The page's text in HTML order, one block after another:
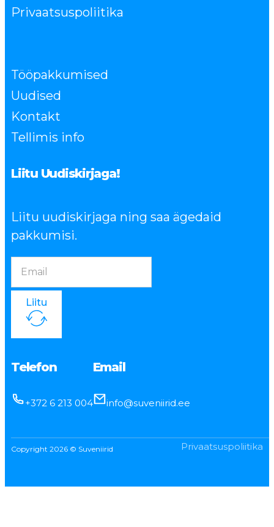
Privaatsuspoliitika
Tööpakkumised
Uudised
Kontakt
Tellimis info
Liitu Uudiskirjaga!
Liitu uudiskirjaga ning saa ägedaid
pakkumisi.
Liitu
Telefon
+372 6 213 004
Email
info@suveniirid.ee
Copyright 2026 © Suveniirid Privaatsuspoliitika